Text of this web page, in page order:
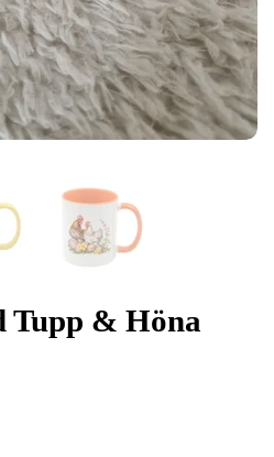
Tupp & Höna